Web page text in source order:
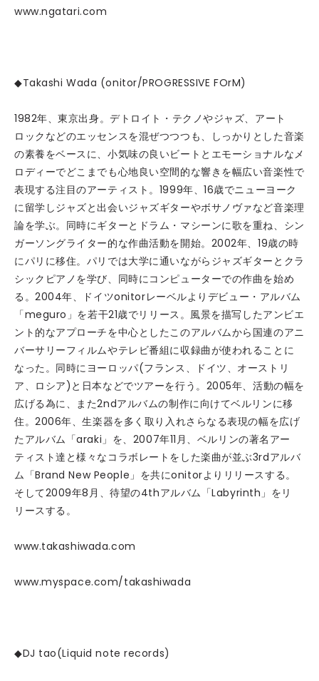
www.ngatari.com
◆Takashi Wada (onitor/PROGRESSIVE FOrM)
1982年、東京出身。デトロイト・テクノやジャズ、アート
ロックなどのエッセンスを混ぜつつつも、しっかりとした音楽
の素養をベースに、小気味の良いビートとエモーショナルなメ
ロディーでどこまでも心地良い空間的な響きを幅広い音楽性で
表現する注目のアーティスト。1999年、16歳でニューヨーク
に留学しジャズと出会いジャズギターやボサノヴァなど音楽理
論を学ぶ。同時にギターとドラム・マシーンに歌を重ね、シン
ガーソングライター的な作曲活動を開始。2002年、19歳の時
にパリに移住。パリでは大学に通いながらジャズギターとクラ
シックピアノを学び、同時にコンピューターでの作曲を始め
る。2004年、ドイツonitorレーベルよりデビュー・アルバム
「meguro」を若干21歳でリリース。風景を描写したアンビエ
ント的なアプローチを中心としたこのアルバムから国連のアニ
バーサリーフィルムやテレビ番組に収録曲が使われることに
なった。同時にヨーロッパ(フランス、ドイツ、オーストリ
ア、ロシア)と日本などでツアーを行う。2005年、活動の幅を
広げる為に、また2ndアルバムの制作に向けてベルリンに移
住。2006年、生楽器を多く取り入れさらなる表現の幅を広げ
たアルバム「araki」を、2007年11月、ベルリンの著名アー
ティスト達と様々なコラボレートをした楽曲が並ぶ3rdアルバ
ム「Brand New People」を共にonitorよりリリースする。
そして2009年8月、待望の4thアルバム「Labyrinth」をリ
リースする。
www.takashiwada.com
www.myspace.com/takashiwada
◆DJ tao(Liquid note records)